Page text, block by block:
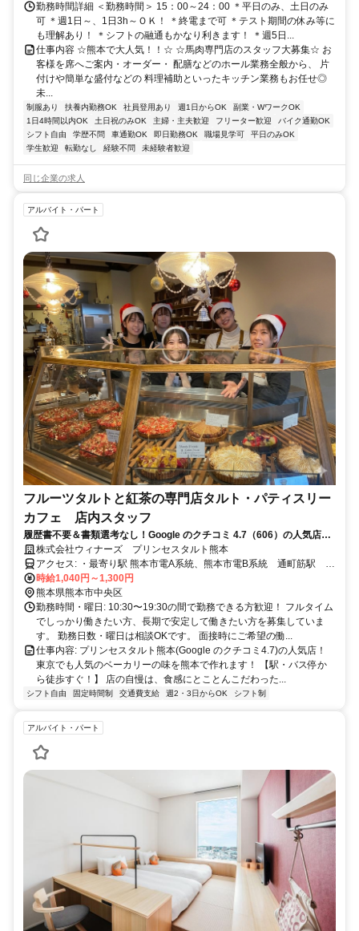
勤務時間詳細 ＜勤務時間＞ 15：00～24：00 ＊平日のみ、土日のみ
可 ＊週1日～、1日3h～ＯＫ！ ＊終電まで可 ＊テスト期間の休み等に
も理解あり！ ＊シフトの融通もかなり利きます！ ＊週5日...
仕事内容 ☆熊本で大人気！！☆ ☆馬肉専門店のスタッフ大募集☆ お
客様を席へご案内・オーダー・ 配膳などのホール業務全般から、 片
付けや簡単な盛付などの 料理補助といったキッチン業務もお任せ◎
未...
制服あり 扶養内勤務OK 社員登用あり 週1日からOK
副業・WワークOK
1日4時間以内OK
土日祝のみOK 主婦・主夫歓迎 フリーター歓迎
バイク通勤OK
シフト自由
学歴不問 車通勤OK 即日勤務OK 職場見学可
平日のみOK
学生歓迎
転勤なし 経験不問 未経験者歓迎
同じ企業の求人
アルバイト・パート
フルーツタルトと紅茶の専門店タルト・パティスリー
カフェ 店内スタッフ
履歴書不要＆書類選考なし！Google のクチコミ 4.7（606）の人気店で
未経験アルバイト→店長昇格可能！週3～3h～勤務OK＆髪型・髪色自由
＆副業・WワークOK・交通費支給
株式会社ウィナーズ プリンセスタルト熊本
アクセス: ・最寄り駅 熊本市電A系統、熊本市電B系統 通町筋駅 徒
歩3分 熊本市電A系統、熊本市電B系統 水道町駅 徒歩6分 熊本電気
鉄道藤崎線 藤崎宮前駅 徒歩10分 ・最寄りバス停 水道町バス停か
ら徒歩2分 安政町バス停から徒歩2分 通町筋バス停から徒歩5分 車通
勤OKですしバイク通勤OKです！ 熊本市電Ａ系統・Ｂ系統の通町筋電
停からは3分、熊本城・市役所前電停からは5分で電車通勤でき、花畑
町電停からは7分で電車通勤できます！ 熊本市電Ａ系統の九品寺交差
点電停からは2分、味噌天神前電停からは6分で電車通勤でき、水前寺
公園電停からは10分ですね！ 熊本電気鉄道藤崎線だと黒髪町駅（2
分）、北熊本駅（6分）で、 熊本市電Ｂ系統だと辛島町電停（7
スプレス COCOSA店・みやはら 下通店・フードウェイ SAKURA
MACHI Kumamoto店・業務スーパー 辛島公園店・イワサキ・エース
並木坂店がありますので、通勤前後の買い物に便利です！ Google口
ト）や3.9(306)カフェ スターバックスコーヒー 蔦屋書店 熊本三年坂
店などの素敵なカフェもありますので休憩にどうぞ♪ nimsaunaニム
サウナ・熊本城天然温泉 城の湯もあるのでサウナや温泉好きの方に
熊本カワル整体 上通り院もありますので、体が疲れた時や身体のケ
アをしたいときにはぜひ行ってみてください！
時給1,040円～1,300円
熊本県熊本市中央区
勤務時間・曜日: 10:30〜19:30の間で勤務できる方歓迎！ フルタイム
でしっかり働きたい方、長期で安定して働きたい方を募集していま
す。 勤務日数・曜日は相談OKです。 面接時にご希望の働...
仕事内容: プリンセスタルト熊本(Google のクチコミ4.7)の人気店！
東京でも人気のベーカリーの味を熊本で作れます！ 【駅・バス停か
ら徒歩すぐ！】 店の自慢は、食感にとことんこだわった...
シフト自由 固定時間制 交通費支給 週2・3日からOK シフト制
アルバイト・パート